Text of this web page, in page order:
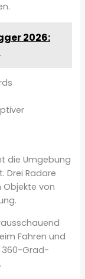
2026:
die Umgebung
Drei Radare
Objekte von
Fahren und
360-Grad-